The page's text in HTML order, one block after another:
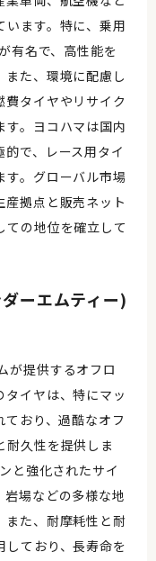
います。特に、乗用
有名で、高性能を
た、環境に配慮し
タイヤやリサイク
す。ヨコハマは国内
で、レース用タイ
す。グローバル市場
産拠点と販売ネット
ての地位を確立して
ーエムティー)
が提供するオフロ
イヤは、特にマッ
おり、過酷なオフ
耐久性を提供しま
と強化されたサイ
岩場などの多様な地
また、耐摩耗性と耐
しており、長寿命を